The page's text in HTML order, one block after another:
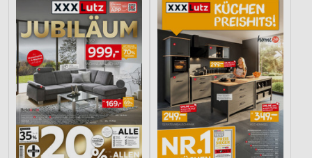
Entwicklung und Verbesserung der Angebote
Verwendung reduzierter Daten zur Auswahl von
Inhalten
IAB-Besonderheiten:
Verwendung genauer Standortdaten
Geräte anhand von aktiv angeforderten
Informationen identifizieren